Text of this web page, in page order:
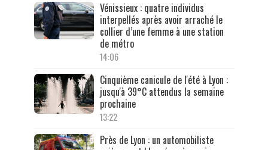
Vénissieux : quatre individus
interpellés après avoir arraché le
collier d’une femme à une station
de métro
14:06
Cinquième canicule de l'été à Lyon :
jusqu'à 39°C attendus la semaine
prochaine
13:22
Près de Lyon : un automobiliste